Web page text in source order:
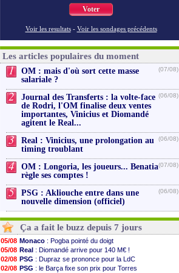
Voter
Voir les resultats - Voir les sondages précédents
Les articles populaires du moment
1
OM : mais d'où sort cette masse
salariale ?
(07/08)
2
Journal des Transferts : la volte-face
de Rodri, l'OM finalise deux ventes
importantes, Vinicius et Diomandé
agitent le Real...
(06/08)
3
Real : Vinicius, une prolongation au
timing troublant
(06/08)
4
OM : Longoria, les joueurs... Benatia
règle ses comptes !
(07/08)
5
PSG : Akliouche entre dans une
nouvelle dimension (officiel)
(06/08)
Ça a fait le buzz depuis 7 jours
05/08 Monaco : Pogba pointé du doigt
05/08 Real : Diomandé arrive pour 140 M€ !
02/08 PSG : Dupraz se prononce pour la LdC
02/08 PSG : le Barça fixe son prix pour Torres